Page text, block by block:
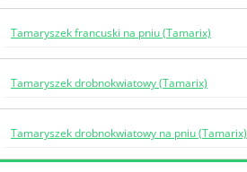
Tamaryszek francuski na pniu (Tamarix)
Tamaryszek drobnokwiatowy (Tamarix)
Tamaryszek drobnokwiatowy na pniu (Tamarix)